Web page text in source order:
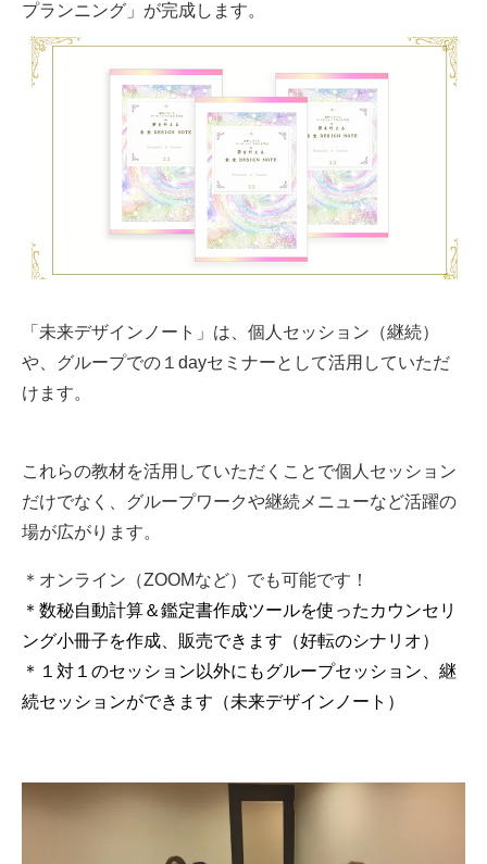
プランニング」が完成します。
「未来デザインノート」は、個人セッション（継続）
や、グループでの１dayセミナーとして活用していただ
けます。
これらの教材を活用していただくことで個人セッション
だけでなく、グループワークや継続メニューなど活躍の
場が広がります。
＊オンライン（ZOOMなど）でも可能です！
＊数秘自動計算＆鑑定書作成ツールを使ったカウンセリ
ング小冊子を作成、販売できます（好転のシナリオ）
＊１対１のセッション以外にもグループセッション、継
続セッションができます（未来デザインノート）